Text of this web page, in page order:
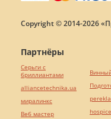
Copyright © 2014-2026
Партнёры
Серьги с
бриллиантами
alliancetechnika.ua
миралинкс
Веб мастер